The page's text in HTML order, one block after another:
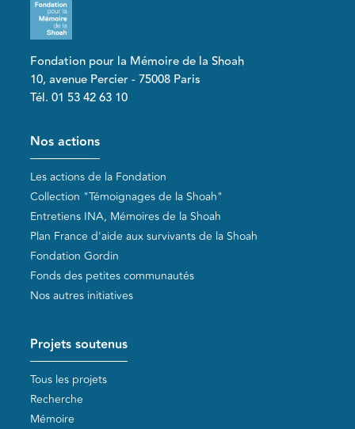
Fondation pour la Mémoire de la Shoah
10, avenue Percier - 75008 Paris
Tél. 01 53 42 63 10
Pied de page
Nos actions
Les actions de la Fondation
Collection "Témoignages de la Shoah"
Entretiens INA, Mémoires de la Shoah
Plan France d'aide aux survivants de la Shoah
Fondation Gordin
Fonds des petites communautés
Nos autres initiatives
Projets soutenus
Tous les projets
Recherche
Mémoire